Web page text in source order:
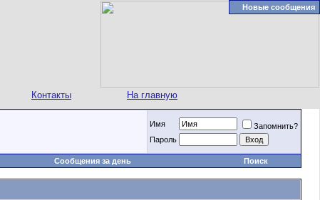
Контакты На главную
Новые сообщения
Имя
Запомнить?
Пароль
Сообщения за день Поиск